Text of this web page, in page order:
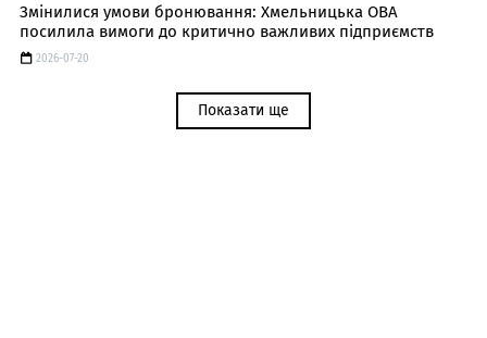
Змінилися умови бронювання: Хмельницька ОВА
посилила вимоги до критично важливих підприємств
2026-07-20
Показати ще